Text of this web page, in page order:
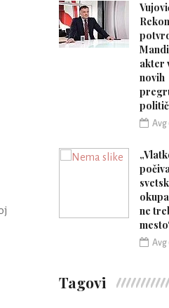
akter
novih
Avg
ne
Avg
Tagovi